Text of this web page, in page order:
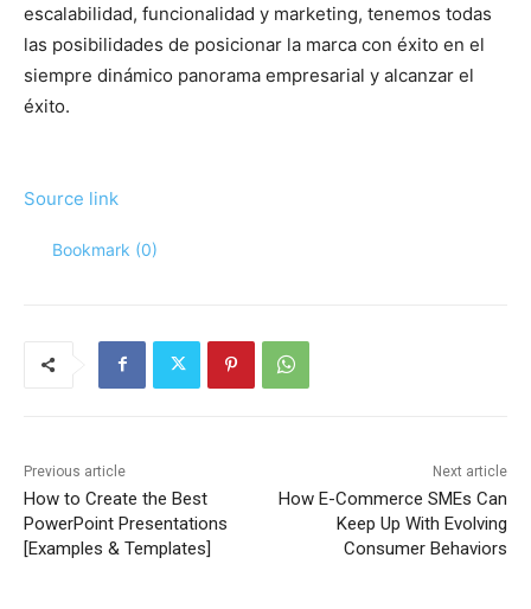
escalabilidad, funcionalidad y marketing, tenemos todas
las posibilidades de posicionar la marca con éxito en el
siempre dinámico panorama empresarial y alcanzar el
éxito.
Source link
Bookmark (0)
Previous article
How to Create the Best
PowerPoint Presentations
[Examples & Templates]
Next article
How E-Commerce SMEs Can
Keep Up With Evolving
Consumer Behaviors